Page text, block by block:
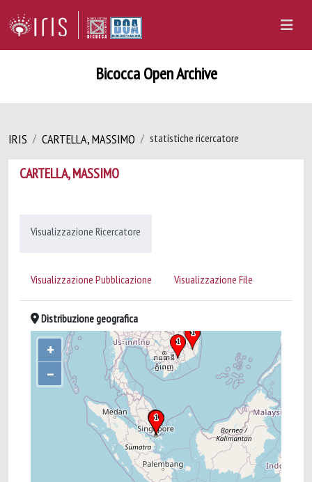
Bicocca Open Archive
IRIS CARTELLA, MASSIMO statistiche ricercatore
CARTELLA, MASSIMO
Visualizzazione Ricercatore
Visualizzazione Pubblicazione Visualizzazione File
Distribuzione geografica
+
–